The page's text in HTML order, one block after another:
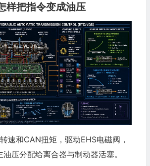
样把指令变成油压
速和CAN扭矩，驱动EHS电磁阀，
压分配给离合器与制动器活塞。